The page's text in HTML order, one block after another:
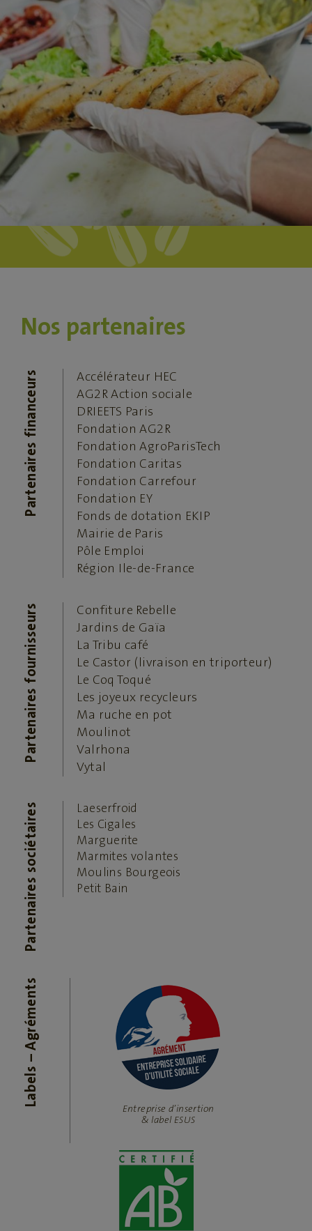
Nos partenaires
Partenaires financeurs
Accélérateur HEC
AG2R Action sociale
DRIEETS Paris
Fondation AG2R
Fondation AgroParisTech
Fondation Caritas
Fondation Carrefour
Fondation EY
Fonds de dotation EKIP
Mairie de Paris
Pôle Emploi
Région Ile-de-France
Partenaires fournisseurs
Confiture Rebelle
Jardins de Gaïa
La Tribu café
Le Castor (livraison en triporteur)
Le Coq Toqué
Les joyeux recycleurs
Ma ruche en pot
Moulinot
Valrhona
Vytal
Partenaires sociétaires
Laeserfroid
Les Cigales
Marguerite
Marmites volantes
Moulins Bourgeois
Petit Bain
Labels – Agréments
Entreprise d’insertion
& label ESUS